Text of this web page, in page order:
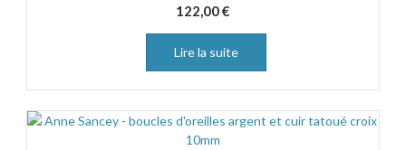
122,00€
Lire la suite